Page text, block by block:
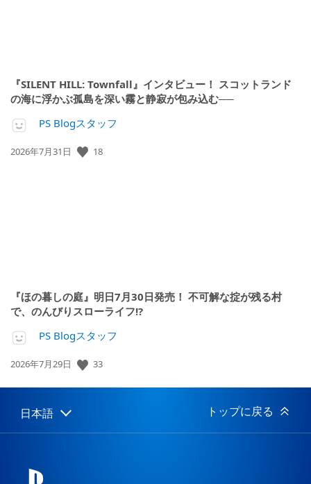
『SILENT HILL: Townfall』インタビュー！ スコットランド
の海に浮かぶ孤島を深い霧と静寂が包み込む──
PS Blogスタッフ
公
2026年7月31日 18
『ほの暮しの庭』明日7月30日発売！ 不可解な掟が残る村
で、のんびりスローライフ!?
PS Blogスタッフ
公
日:
2026年7月29日 33
Select
Current
日本語 トップに戻る